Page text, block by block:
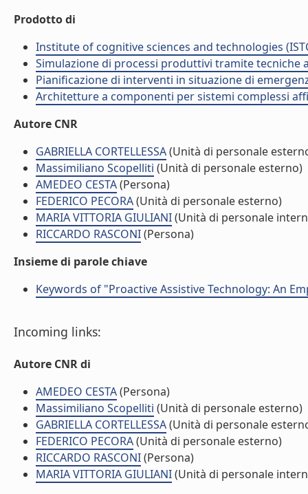
Prodotto di
Institute of cognitive sciences and technologies
Simulazione di processi produttivi tramite tecniche
Pianificazione di interventi in situazione di
Architetture a componenti per sistemi complessi
Autore CNR
GABRIELLA CORTELLESSA(Unità di personale
Massimiliano Scopelliti (Unità di personale esterno)
AMEDEO CESTA(Persona)
FEDERICO PECORA(Unità di personale esterno)
MARIA VITTORIA GIULIANI(Unità di personale
RICCARDO RASCONI(Persona)
Insieme di parole chiave
Keywords of "Proactive Assistive Technology: An
Incoming links:
Autore CNR di
AMEDEO CESTA(Persona)
Massimiliano Scopelliti (Unità di personale esterno)
GABRIELLA CORTELLESSA(Unità di personale
FEDERICO PECORA(Unità di personale esterno)
RICCARDO RASCONI(Persona)
MARIA VITTORIA GIULIANI(Unità di personale